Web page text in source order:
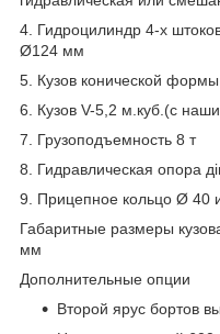
4. Гидроцилиндр 4-х
Ø124 мм
5. Кузов конической формы
6. Кузов V-5,2 м.куб.(с
7. Грузоподъемность 8 т
8. Гидравлическая опора
9. Прицепное кольцо Ø 40
Габаритные размеры
мм
Дополнительные опции
Второй ярус бортов